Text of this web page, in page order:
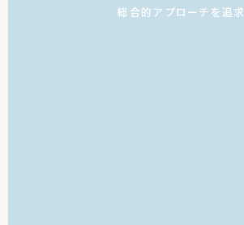
総合的アプローチを追求